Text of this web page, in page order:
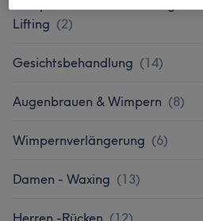
Lifting (2)
Gesichtsbehandlung (14)
Augenbrauen & Wimpern (8)
Wimpernverlängerung (6)
Damen - Waxing (13)
Herren -Rücken (12)